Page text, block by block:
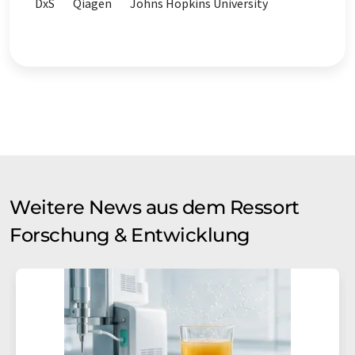
DxS Qiagen Johns Hopkins University
Weitere News aus dem Ressort
Forschung & Entwicklung